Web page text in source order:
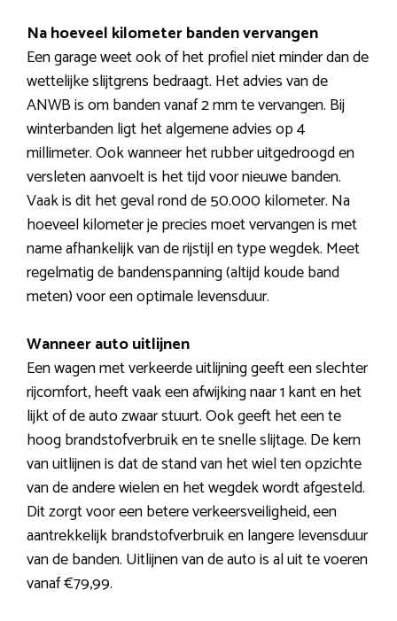
Na hoeveel kilometer banden vervangen
Een garage weet ook of het profiel niet minder dan de
wettelijke slijtgrens bedraagt. Het advies van de
ANWB is om banden vanaf 2 mm te vervangen. Bij
winterbanden ligt het algemene advies op 4
millimeter. Ook wanneer het rubber uitgedroogd en
versleten aanvoelt is het tijd voor nieuwe banden.
Vaak is dit het geval rond de 50.000 kilometer. Na
hoeveel kilometer je precies moet vervangen is met
name afhankelijk van de rijstijl en type wegdek. Meet
regelmatig de bandenspanning (altijd koude band
meten) voor een optimale levensduur.
Wanneer auto uitlijnen
Een wagen met verkeerde uitlijning geeft een slechter
rijcomfort, heeft vaak een afwijking naar 1 kant en het
lijkt of de auto zwaar stuurt. Ook geeft het een te
hoog brandstofverbruik en te snelle slijtage. De kern
van uitlijnen is dat de stand van het wiel ten opzichte
van de andere wielen en het wegdek wordt afgesteld.
Dit zorgt voor een betere verkeersveiligheid, een
aantrekkelijk brandstofverbruik en langere levensduur
van de banden. Uitlijnen van de auto is al uit te voeren
vanaf €79,99.